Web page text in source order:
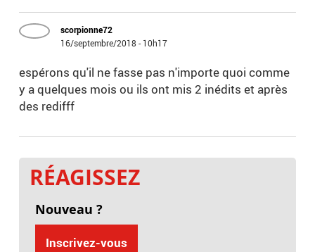
scorpionne72
16/septembre/2018 - 10h17
espérons qu'il ne fasse pas n'importe quoi comme
y a quelques mois ou ils ont mis 2 inédits et après
des redifff
RÉAGISSEZ
Nouveau ?
Inscrivez-vous